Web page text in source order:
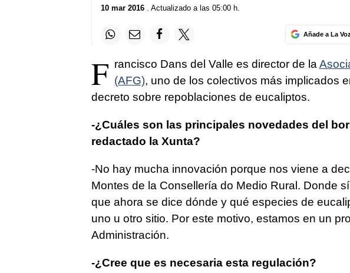
10 mar 2016. Actualizado a las 05:00 h.
Añade a La
F rancisco Dans del Valle es director de la
(AFG), uno de los colectivos más implicados
decreto sobre repoblaciones de eucaliptos.
-¿Cuáles son las principales novedades del
redactado la Xunta?
-No hay mucha innovación porque nos viene a
Montes de la Consellería do Medio Rural. Donde
que ahora se dice dónde y qué especies de
uno u otro sitio. Por este motivo, estamos en un
Administración.
-¿Cree que es necesaria esta regulación?